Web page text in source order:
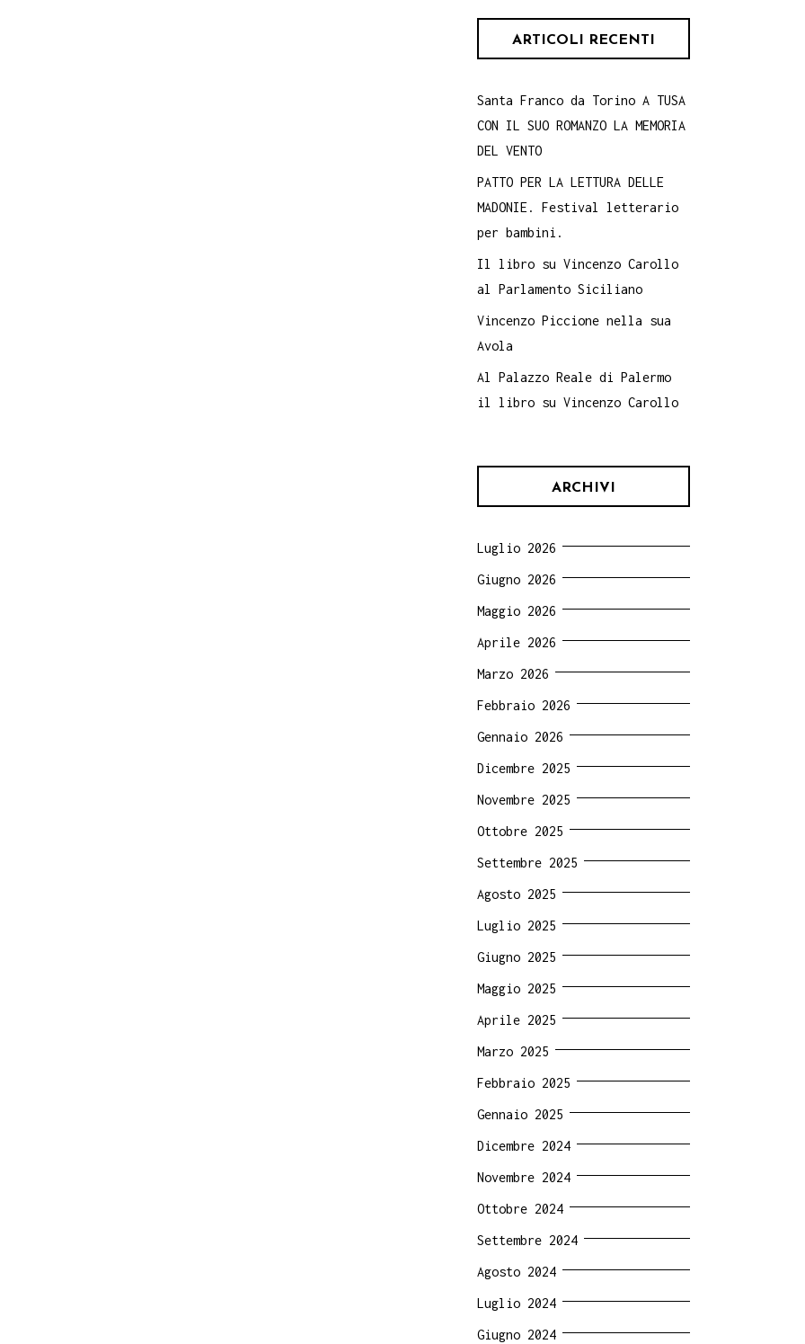
ARTICOLI RECENTI
Santa Franco da Torino A TUSA
CON IL SUO ROMANZO LA MEMORIA
DEL VENTO
PATTO PER LA LETTURA DELLE
MADONIE. Festival letterario
per bambini.
Il libro su Vincenzo Carollo
al Parlamento Siciliano
Vincenzo Piccione nella sua
Avola
Al Palazzo Reale di Palermo
il libro su Vincenzo Carollo
ARCHIVI
Luglio 2026
Giugno 2026
Maggio 2026
Aprile 2026
Marzo 2026
Febbraio 2026
Gennaio 2026
Dicembre 2025
Novembre 2025
Ottobre 2025
Settembre 2025
Agosto 2025
Luglio 2025
Giugno 2025
Maggio 2025
Aprile 2025
Marzo 2025
Febbraio 2025
Gennaio 2025
Dicembre 2024
Novembre 2024
Ottobre 2024
Settembre 2024
Agosto 2024
Luglio 2024
Giugno 2024